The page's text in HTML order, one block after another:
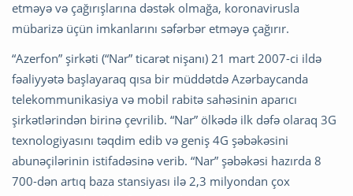
etməyə və çağırışlarına dəstək olmağa, koronavirusla
mübarizə üçün imkanlarını səfərbər etməyə çağırır.
“Azerfon” şirkəti (“Nar” ticarət nişanı) 21 mart 2007-ci ildə
fəaliyyətə başlayaraq qısa bir müddətdə Azərbaycanda
telekommunikasiya və mobil rabitə sahəsinin aparıcı
şirkətlərindən birinə çevrilib. “Nar” ölkədə ilk dəfə olaraq 3G
texnologiyasını təqdim edib və geniş 4G şəbəkəsini
abunəçilərinin istifadəsinə verib. “Nar” şəbəkəsi hazırda 8
700-dən artıq baza stansiyası ilə 2,3 milyondan çox